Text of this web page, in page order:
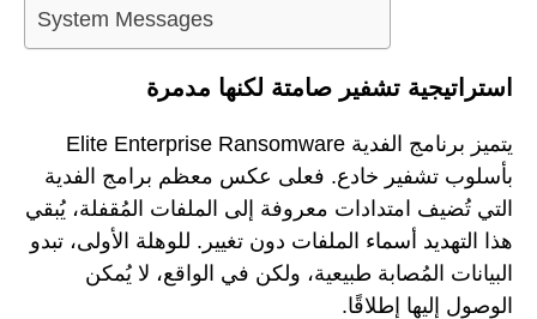
System Messages
استراتيجية تشفير صامتة لكنها مدمرة
يتميز برنامج الفدية Elite Enterprise Ransomware
بأسلوب تشفير خادع. فعلى عكس معظم برامج الفدية
التي تُضيف امتدادات معروفة إلى الملفات المُقفلة، يُبقي
هذا التهديد أسماء الملفات دون تغيير. للوهلة الأولى، تبدو
البيانات المُصابة طبيعية، ولكن في الواقع، لا يُمكن
الوصول إليها إطلاقًا.